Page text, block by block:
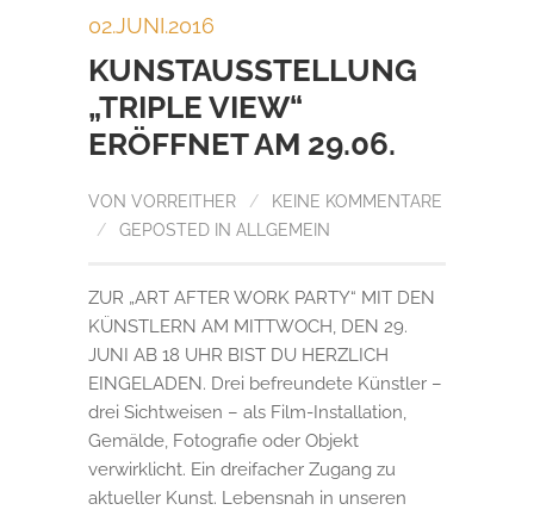
02.JUNI.2016
KUNSTAUSSTELLUNG
„TRIPLE VIEW“
ERÖFFNET AM 29.06.
VON VORREITHER /
KEINE KOMMENTARE
/
GEPOSTED IN ALLGEMEIN
ZUR „ART AFTER WORK PARTY“ MIT DEN
KÜNSTLERN AM MITTWOCH, DEN 29.
JUNI AB 18 UHR BIST DU HERZLICH
EINGELADEN. Drei befreundete Künstler –
drei Sichtweisen – als Film-Installation,
Gemälde, Fotografie oder Objekt
verwirklicht. Ein dreifacher Zugang zu
aktueller Kunst. Lebensnah in unseren